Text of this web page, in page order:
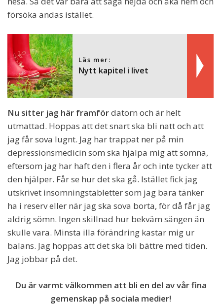
försöka andas istället.
Läs mer:
Nytt kapitel i livet
Nu sitter jag här framfördatorn och är helt
utmattad. Hoppas att det snart ska bli natt och att
jag får sova lugnt. Jag har trappat ner på min
depressionsmedicin som ska hjälpa mig att somna,
eftersom jag har haft den i flera år och inte tycker att
den hjälper. Får se hur det ska gå. Istället fick jag
utskrivet insomningstabletter som jag bara tänker
ha i reserv eller när jag ska sova borta, för då får jag
aldrig sömn. Ingen skillnad hur bekväm sängen än
skulle vara. Minsta illa förändring kastar mig ur
balans. Jag hoppas att det ska bli bättre med tiden.
Jag jobbar på det.
Du är varmt välkommen att bli en del av vår fina
gemenskap på sociala medier!